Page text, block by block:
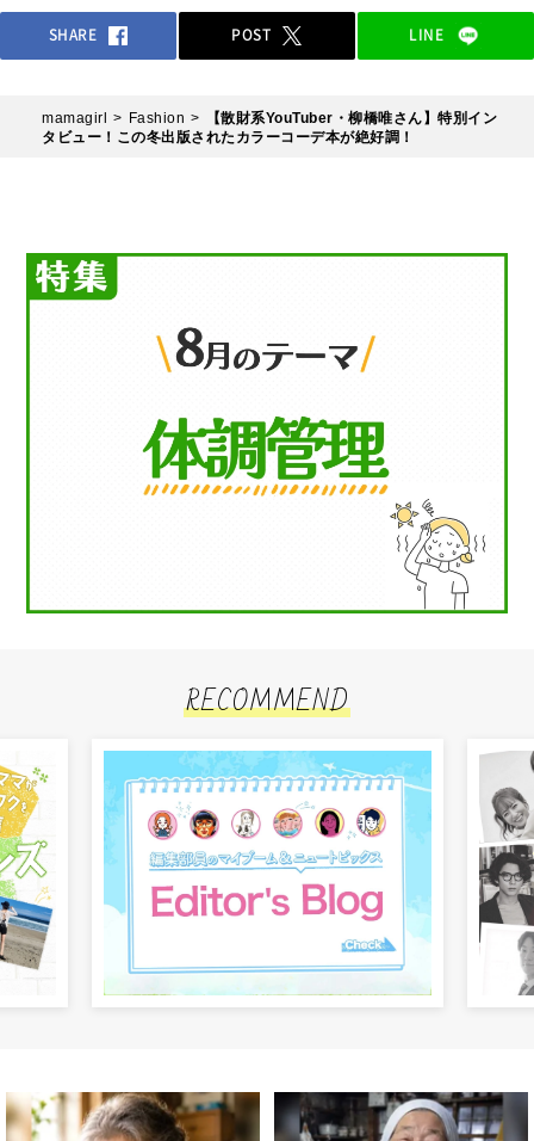
SHARE POST LINE
mamagirl Fashion
【散財系YouTuber・柳橋唯さん】特別イン
タビュー！この冬出版されたカラーコーデ本が絶好調！
RECOMMEND